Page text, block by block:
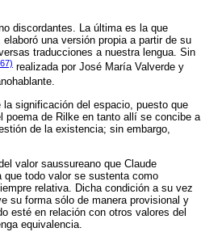
discordantes. La última es la que
una versión propia a partir de su
traducciones a nuestra lengua. Sin
realizada por José María Valverde y
significación del espacio, puesto que
poema de Rilke en tanto allí se concibe a
de la existencia; sin embargo,
valor saussureano que Claude
todo valor se sustenta como
relativa. Dicha condición a su vez
su forma sólo de manera provisional y
esté en relación con otros valores del
equivalencia.